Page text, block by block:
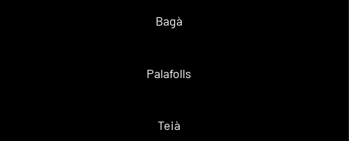
Bagà
Palafolls
Teià